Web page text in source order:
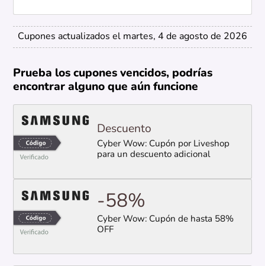
Cupones actualizados el martes, 4 de agosto de 2026
Prueba los cupones vencidos, podrías
encontrar alguno que aún funcione
Descuento
Cyber Wow: Cupón por Liveshop
para un descuento adicional
-58%
Cyber Wow: Cupón de hasta 58%
OFF